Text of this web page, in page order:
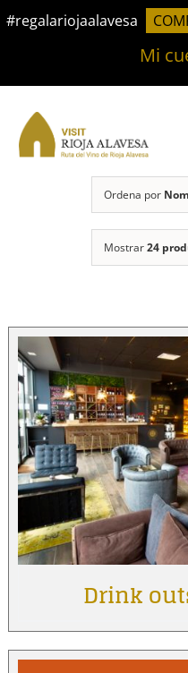
Saltar
#regalariojaalavesa
Mi
Ordena por
Mostrar24
Drink